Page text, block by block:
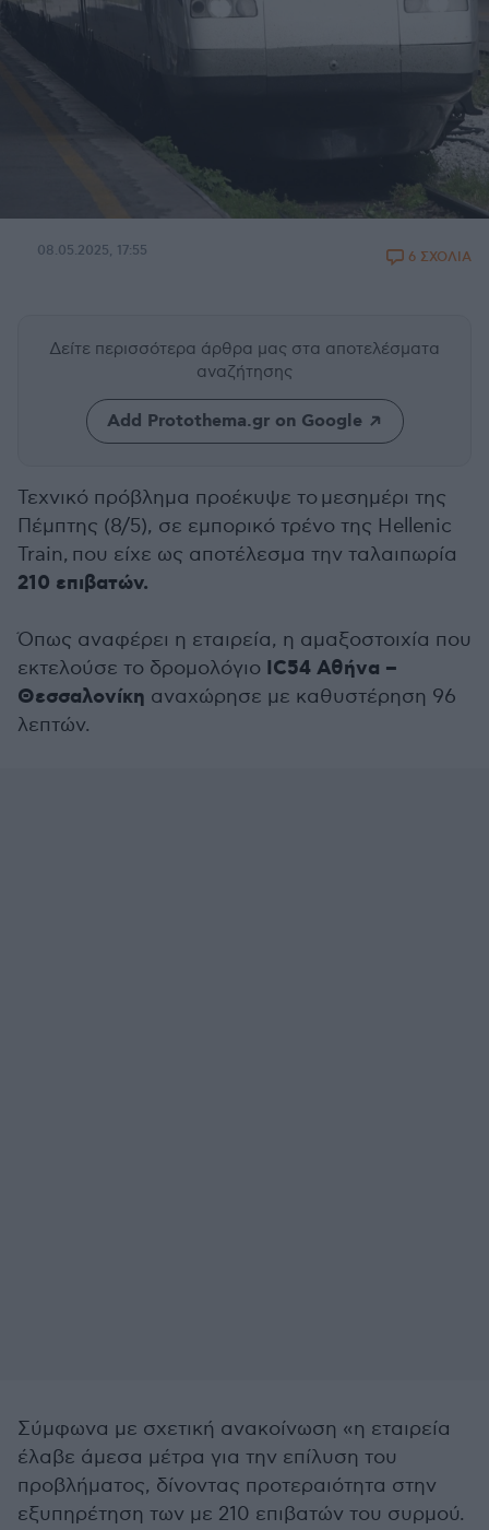
08.05.2025, 17:55 6 ΣΧΟΛΙΑ
Δείτε περισσότερα άρθρα μας στα αποτελέσματα
αναζήτησης
Add Protothema.gr on Google
Τεχνικό πρόβλημα προέκυψε το μεσημέρι της
Πέμπτης (8/5), σε εμπορικό τρένο της Hellenic
Train, που είχε ως αποτέλεσμα την ταλαιπωρία
210 επιβατών.
Όπως αναφέρει η εταιρεία, η αμαξοστοιχία που
εκτελούσε το δρομολόγιο IC54 Αθήνα –
Θεσσαλονίκη αναχώρησε με καθυστέρηση 96
λεπτών.
Σύμφωνα με σχετική ανακοίνωση «η εταιρεία
έλαβε άμεσα μέτρα για την επίλυση του
προβλήματος, δίνοντας προτεραιότητα στην
εξυπηρέτηση των με 210 επιβατών του συρμού.